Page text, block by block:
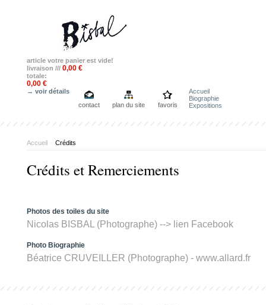
article votre panier est vide!
livraison /// 0,00 €
totale:
0,00 €
→ voir détails
contact
plan du site favoris
Accueil
Biographie
Expositions
Accueil Crédits
Crédits et Remerciements
Photos des toiles du site
Nicolas BISBAL (Photographe) --> lien Facebook
Photo Biographie
Béatrice CRUVEILLER (Photographe) - www.allard.fr